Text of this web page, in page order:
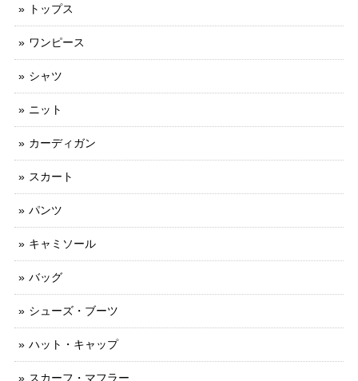
トップス
ワンピース
シャツ
ニット
カーディガン
スカート
パンツ
キャミソール
バッグ
シューズ・ブーツ
ハット・キャップ
スカーフ・マフラー